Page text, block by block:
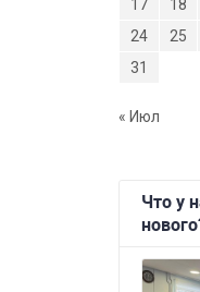
17
18
24
25
31
« Июл